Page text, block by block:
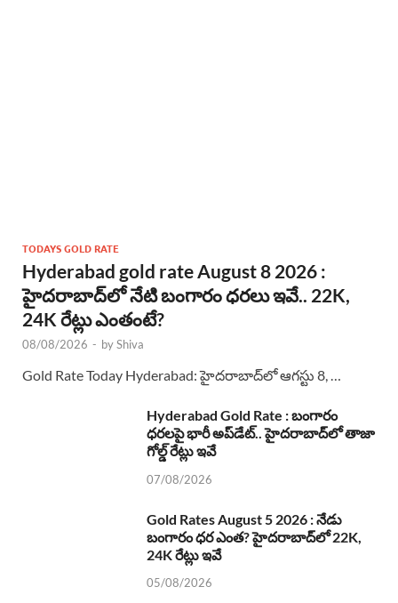
TODAYS GOLD RATE
Hyderabad gold rate August 8 2026 :
హైదరాబాద్‌లో నేటి బంగారం ధరలు ఇవే.. 22K,
24K రేట్లు ఎంతంటే?
08/08/2026 - byShiva
Gold Rate Today Hyderabad: హైదరాబాద్‌లో ఆగస్టు 8, …
Hyderabad Gold Rate : బంగారం
ధరలపై భారీ అప్‌డేట్.. హైదరాబాద్‌లో తాజా
గోల్డ్ రేట్లు ఇవే
07/08/2026
Gold Rates August 5 2026 : నేడు
బంగారం ధర ఎంత? హైదరాబాద్‌లో 22K,
24K రేట్లు ఇవే
05/08/2026